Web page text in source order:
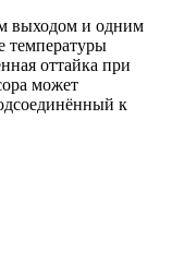
выходом и одним
температуры
оттайка при
может
к